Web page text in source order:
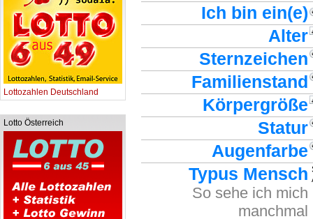
Lottozahlen Deutschland
Lotto Österreich
Ich bin ein(e)
Alter
Sternzeichen
Familienstand
Körpergröße
Statur
Augenfarbe
Typus Mensch
So sehe ich mich
manchmal